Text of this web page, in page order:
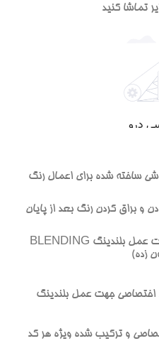
تماشا کنيد
ساخته شده براي اعمال رنگ
و براق کردن رنگ بعد از پايان
پارچه مخصوص سفارشي جهت عمل بلندينگ BLENDING
زده)
اختصاصي جهت عمل بلندينگ
و ترکيب شده ويژه هر کد